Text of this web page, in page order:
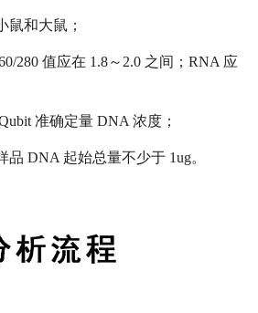
鼠和大鼠；
280 值应在 1.8～2.0 之间；RNA 应
准确定量 DNA 浓度；
品 DNA 起始总量不少于 1ug。